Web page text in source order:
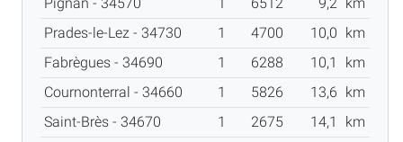
Pignan - 34570 1 6512 9,2 km
Prades-le-Lez - 34730
1 4700 10,0
km
Fabrègues - 34690
1 6288 10,1
km
Cournonterral - 34660
1 5826 13,6
km
Saint-Brès - 34670
1 2675 14,1
km